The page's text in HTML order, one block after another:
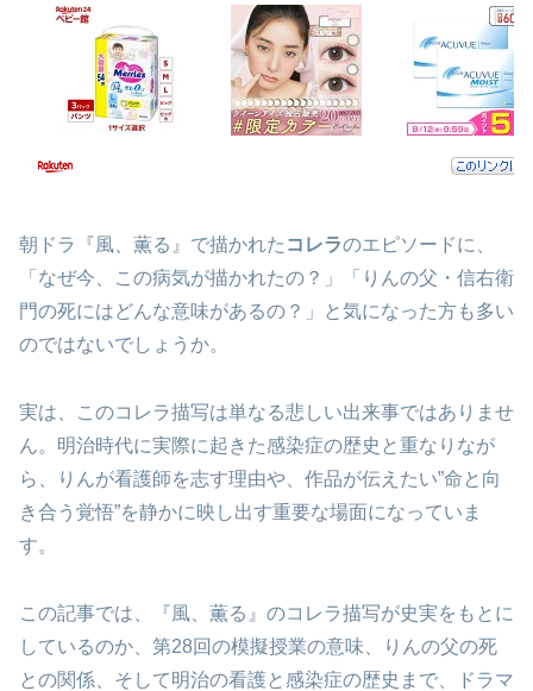
朝ドラ『風、薫る』で描かれた コレラのエピソードに、
「なぜ今、この病気が描かれたの？」「りんの父・信右衛
門の死にはどんな意味があるの？」と気になった方も多い
のではないでしょうか。
実は、このコレラ描写は単なる悲しい出来事ではありませ
ん。明治時代に実際に起きた感染症の歴史と重なりなが
ら、りんが看護師を志す理由や、作品が伝えたい”命と向
き合う覚悟”を静かに映し出す重要な場面になっていま
す。
この記事では、『風、薫る』のコレラ描写が史実をもとに
しているのか、第28回の模擬授業の意味、りんの父の死
との関係、そして明治の看護と感染症の歴史まで、ドラマ